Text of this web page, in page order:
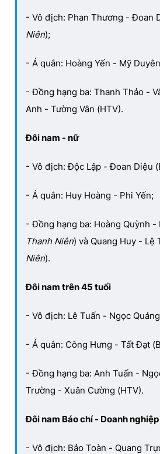
- Vô địch: Phan Thương - Đoan
Niên);
- Á quân: Hoàng Yến - Mỹ
- Đồng hạng ba: Thanh Thảo -
Anh - Tường Vân (HTV).
Đôi nam - nữ
- Vô địch: Độc Lập - Đoan Diệu
- Á quân: Huy Hoàng - Phi Yến;
- Đồng hạng ba: Hoàng Quỳnh -
Thanh Niên) và Quang Huy - Lệ
Niên).
Đôi nam trên 45 tuổi
- Vô địch: Lê Tuấn - Ngọc Quảng
- Á quân: Công Hưng - Tất Đạt
- Đồng hạng ba: Anh Tuấn -
Trường - Xuân Cường (HTV).
Đôi nam Báo chí - Doanh nghiệp
- Vô địch: Bảo Toàn - Quang